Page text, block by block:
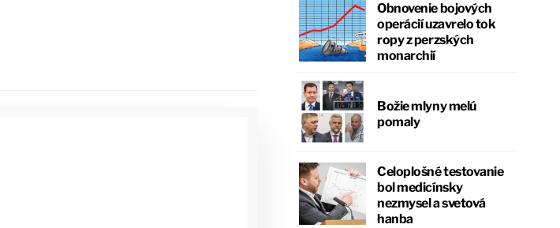
Obnovenie bojových
operácií uzavrelo tok
ropy z perzských
monarchií
Božie mlyny melú
pomaly
Celoplošné testovanie
bol medicínsky
nezmysel a svetová
hanba